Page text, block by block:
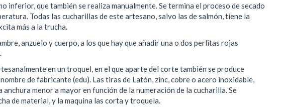
inferior, que también se realiza manualmente. Se termina el proceso de secado
Todas las cucharillas de este artesano, salvo las de salmón, tiene la
más a la trucha.
anzuelo y cuerpo, a los que hay que añadir una o dos perlitas rojas
en un troquel, en el que aparte del corte también se produce
de fabricante (edu). Las tiras de Latón, zinc, cobre o acero inoxidable,
menor a mayor en función de la numeración de la cucharilla. Se
de material, y la maquina las corta y troquela.